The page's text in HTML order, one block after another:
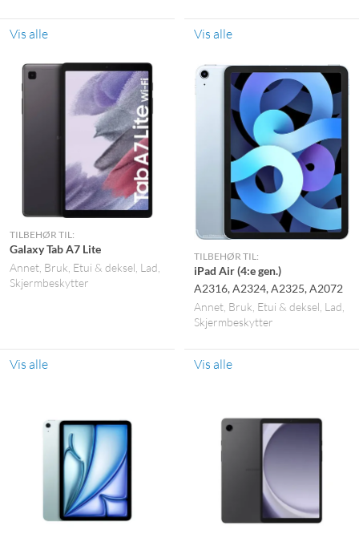
Vis alle Vis alle
TILBEHØR TIL:
Galaxy Tab A7 Lite
Annet Bruk Etui & deksel Lad
Skjermbeskytter
Vis alle
TILBEHØR TIL:
iPad Air (4:e gen.)
A2316, A2324, A2325, A2072
Annet Bruk Etui & deksel Lad
Skjermbeskytter
Vis alle